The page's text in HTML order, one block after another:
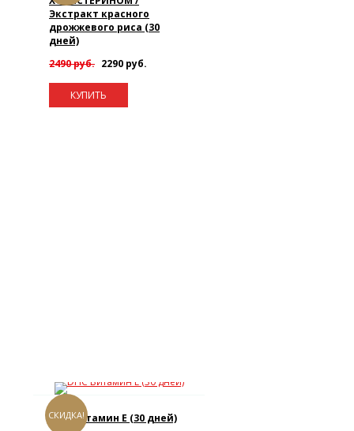
Экстракт красного
дрожжевого риса (30
дней)
2490 руб. 2290 руб.
КУПИТЬ
СКИДКА!
DHC Витамин E (30 дней)